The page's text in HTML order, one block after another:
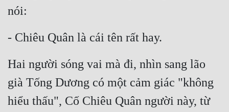
Khoa Huyễn
Kiếm Hiệp
Kỳ Huyễn
Kỳ Ảo
nói:
- Chiêu Quân là cái tên rất hay.
Hai người sóng vai mà đi, nhìn sang lão
già Tống Dương có một cảm giác "không
hiểu thấu", Cố Chiêu Quân người này, từ